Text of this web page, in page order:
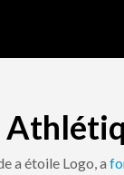
a étoile Logo, a